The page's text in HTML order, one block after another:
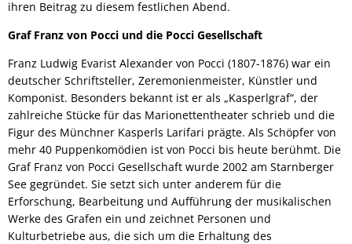
ihren Beitrag zu diesem festlichen Abend.
Graf Franz von Pocci und die Pocci Gesellschaft
Franz Ludwig Evarist Alexander von Pocci (1807-1876) war ein
deutscher Schriftsteller, Zeremonienmeister, Künstler und
Komponist. Besonders bekannt ist er als „Kasperlgraf“, der
zahlreiche Stücke für das Marionettentheater schrieb und die
Figur des Münchner Kasperls Larifari prägte. Als Schöpfer von
mehr 40 Puppenkomödien ist von Pocci bis heute berühmt. Die
Graf Franz von Pocci Gesellschaft wurde 2002 am Starnberger
See gegründet. Sie setzt sich unter anderem für die
Erforschung, Bearbeitung und Aufführung der musikalischen
Werke des Grafen ein und zeichnet Personen und
Kulturbetriebe aus, die sich um die Erhaltung des